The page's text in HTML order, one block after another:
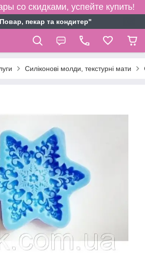
со скидками, успейте купить!
пекар та кондитер"
Силіконові молди, текстурні мати